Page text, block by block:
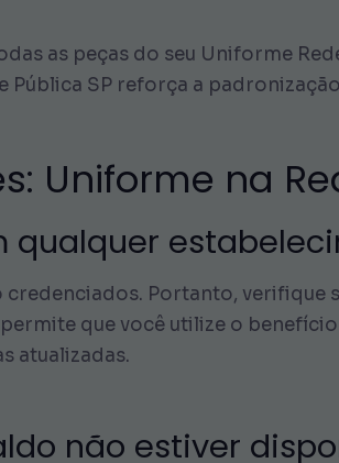
as peças do seu Uniforme
SP reforça a
Uniforme na
qualquer
Portanto, verifique
que você utilize o
atualizadas.
não estiver